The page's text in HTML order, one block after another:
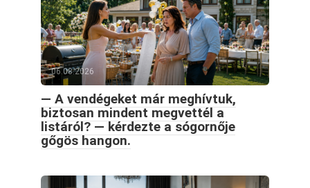
06.08.2026
— A vendégeket már meghívtuk,
biztosan mindent megvettél a
listáról? — kérdezte a sógornője
gőgös hangon.